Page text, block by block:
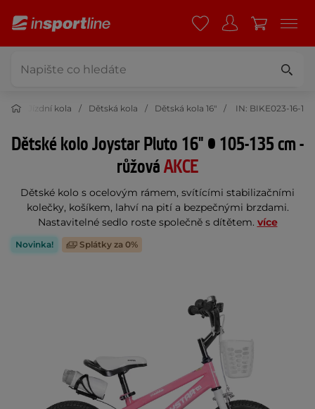
Jízdní kola Dětská kola Dětská kola 16" IN: BIKE023-16-1
Dětské kolo Joystar Pluto 16" • 105-135 cm -
růžováAKCE
Dětské kolo s ocelovým rámem, svítícími stabilizačními
kolečky, košíkem, lahví na pití a bezpečnými brzdami.
Nastavitelné sedlo roste společně s dítětem. více
Novinka! Splátky za 0%